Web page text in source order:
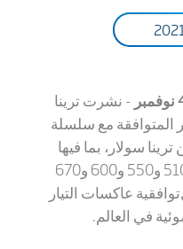
نوفمبر - نشرت ترينا
المتوافقة مع سلسلة
سولار ، بما فيها
الألواح ذات الاستطاعات 410 و510 و550 و600 و670
توافقية عاكسات التيار
في العالم.